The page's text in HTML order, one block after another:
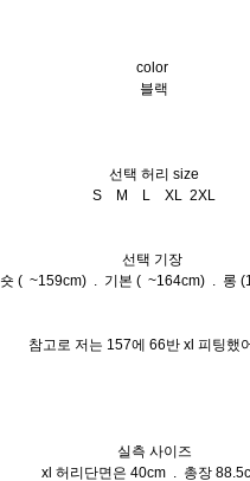
color
블랙
선택 허리 size
S M L XL 2XL
선택 기장
숏 ( ~159cm) . 기본 ( ~164cm) . 롱
참고로 저는 157에 66반 xl 피팅했
실측 사이즈
xl 허리단면은 40cm . 총장